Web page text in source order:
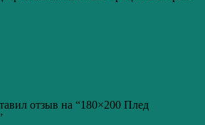
отзыв на “180×200 Плед